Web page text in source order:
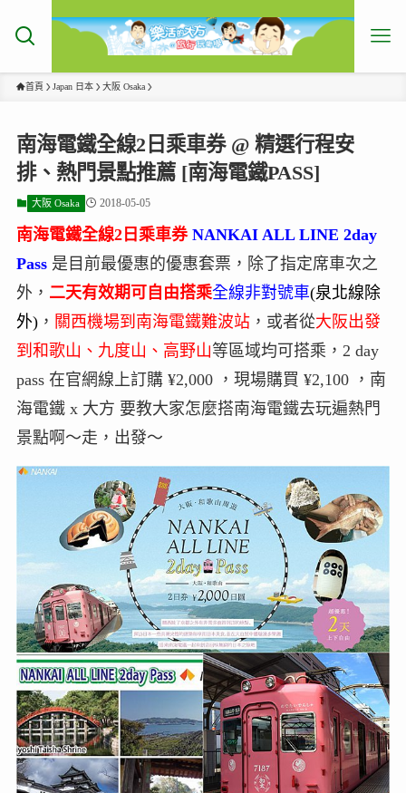
首頁 Japan 日本 大阪 Osaka
南海電鐵全線2日乘車券 @ 精選行程安
排、熱門景點推薦 [南海電鐵PASS]
大阪 Osaka 2018-05-05
南海電鐵全線2日乘車券 NANKAI ALL LINE 2day
Pass 是目前最優惠的優惠套票，除了指定席車次之
外， 二天有效期可自由搭乘全線非對號車(泉北線除
外)， 關西機場到南海電鐵難波站，或者從大阪出發
到和歌山、九度山、高野山等區域均可搭乘，2 day
pass 在官網線上訂購 ¥2,000 ，現場購買 ¥2,100 ，南
海電鐵 x 大方 要教大家怎麼搭南海電鐵去玩遍熱門
景點啊～走，出發～